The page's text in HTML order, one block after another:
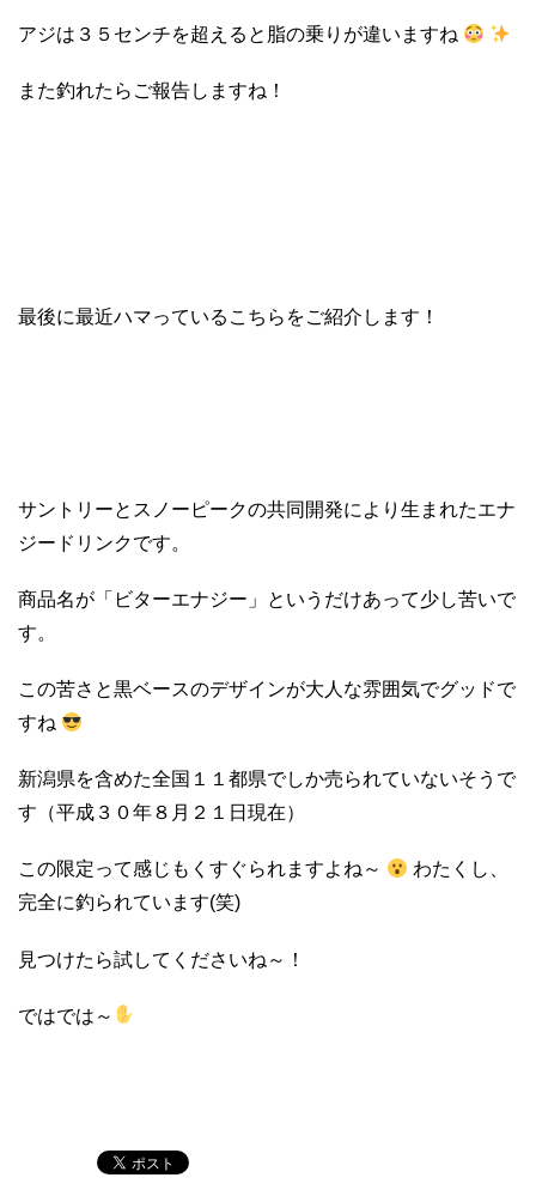
アジは３５センチを超えると脂の乗りが違いますね
また釣れたらご報告しますね！
最後に最近ハマっているこちらをご紹介します！
サントリーとスノーピークの共同開発により生まれたエナ
ジードリンクです。
商品名が「ビターエナジー」というだけあって少し苦いで
す。
この苦さと黒ベースのデザインが大人な雰囲気でグッドで
すね
新潟県を含めた全国１１都県でしか売られていないそうで
す（平成３０年８月２１日現在）
この限定って感じもくすぐられますよね～
わたくし、
完全に釣られています(笑)
見つけたら試してくださいね～！
ではでは～